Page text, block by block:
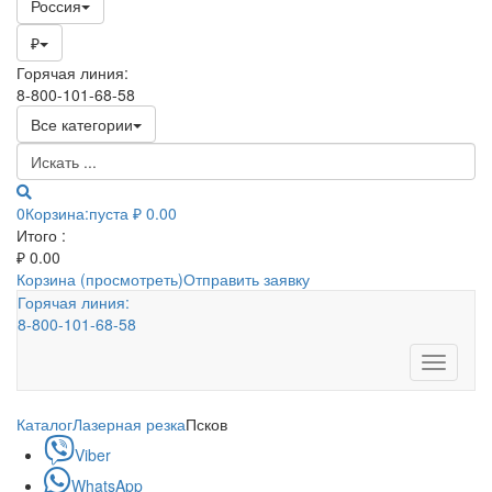
Россия
₽
Горячая линия:
8-800-101-68-58
Все категории
0Корзина:пуста ₽ 0.00
Итого :
₽ 0.00
Корзина (просмотреть)Отправить заявку
Горячая линия:
8-800-101-68-58
Toggle
КаталогЛазерная резкаПсков
Viber
WhatsApp